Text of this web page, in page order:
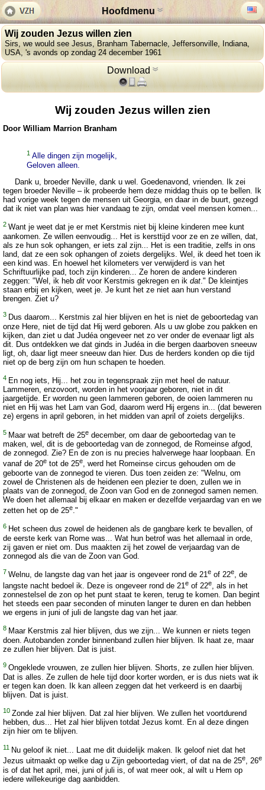
Hoofdmenu
Wij zouden Jezus willen zien
Sirs, we would see Jesus, Branham Tabernacle, Jeffersonville, Indiana,
USA, 's avonds op zondag 24 december 1961
Download
Wij zouden Jezus willen zien
Door William Marrion Branham
1 Alle dingen zijn mogelijk,
Geloven alleen.
Dank u, broeder Neville, dank u wel. Goedenavond, vrienden. Ik zei
tegen broeder Neville – ik probeerde hem deze middag thuis op te bellen. Ik
had vorige week tegen de mensen uit Georgia, en daar in de buurt, gezegd
dat ik niet van plan was hier vandaag te zijn, omdat veel mensen komen...
2 Want je weet dat je er met Kerstmis niet bij kleine kinderen mee kunt
aankomen. Ze willen eenvoudig... Het is kersttijd voor ze en ze willen, dat,
als ze hun sok ophangen, er iets zal zijn... Het is een traditie, zelfs in ons
land, dat ze een sok ophangen of zoiets dergelijks. Wel, ik deed het toen ik
een kind was. En hoewel het kilometers ver verwijderd is van het
Schriftuurlijke pad, toch zijn kinderen... Ze horen de andere kinderen
zeggen: "Wel, ik heb dit voor Kerstmis gekregen en ik dat ." De kleintjes
staan erbij en kijken, weet je. Je kunt het ze niet aan hun verstand
brengen. Ziet u?
3 Dus daarom... Kerstmis zal hier blijven en het is niet de geboortedag van
onze Here, niet de tijd dat Hij werd geboren. Als u uw globe zou pakken en
kijken, dan ziet u dat Judéa ongeveer net zo ver onder de evenaar ligt als
dit. Dus ontdekken we dat ginds in Judéa in die bergen daarboven sneeuw
ligt, oh, daar ligt meer sneeuw dan hier. Dus de herders konden op die tijd
niet op de berg zijn om hun schapen te hoeden.
4 En nog iets, Hij... het zou in tegenspraak zijn met heel de natuur.
Lammeren, enzovoort, worden in het voorjaar geboren, niet in dit
jaargetijde. Er worden nu geen lammeren geboren, de ooien lammeren nu
niet en Hij was het Lam van God, daarom werd Hij ergens in... (dat beweren
ze) ergens in april geboren, in het midden van april of zoiets dergelijks.
5 Maar wat betreft de 25e december, om daar de geboortedag van te
maken, wel, dit is de geboortedag van de zonnegod, de Romeinse afgod,
de zonnegod. Zie? En de zon is nu precies halverwege haar loopbaan. En
vanaf de 20e tot de 25e, werd het Romeinse circus gehouden om de
geboorte van de zonnegod te vieren. Dus toen zeiden ze: "Welnu, om
zowel de Christenen als de heidenen een plezier te doen, zullen we in
plaats van de zonnegod, de Zoon van God en de zonnegod samen nemen.
We doen het allemaal bij elkaar en maken er dezelfde verjaardag van en we
zetten het op de 25e."
6 Het scheen dus zowel de heidenen als de gangbare kerk te bevallen, of
de eerste kerk van Rome was... Wat hun betrof was het allemaal in orde,
zij gaven er niet om. Dus maakten zij het zowel de verjaardag van de
zonnegod als die van de Zoon van God.
7 Welnu, de langste dag van het jaar is ongeveer rond de 21e of 22e, de
langste nacht bedoel ik. Deze is ongeveer rond de 21e of 22e, als in het
zonnestelsel de zon op het punt staat te keren, terug te komen. Dan begint
het steeds een paar seconden of minuten langer te duren en dan hebben
we ergens in juni of juli de langste dag van het jaar.
8 Maar Kerstmis zal hier blijven, dus we zijn... We kunnen er niets tegen
doen. Autobanden zonder binnenband zullen hier blijven. Ik haat ze, maar
ze zullen hier blijven. Dat is juist.
9 Ongeklede vrouwen, ze zullen hier blijven. Shorts, ze zullen hier blijven.
Dat is alles. Ze zullen de hele tijd door korter worden, er is dus niets wat ik
er tegen kan doen. Ik kan alleen zeggen dat het verkeerd is en daarbij
blijven. Dat is juist.
10 Zonde zal hier blijven. Dat zal hier blijven. We zullen het voortdurend
hebben, dus... Het zal hier blijven totdat Jezus komt. En al deze dingen
zijn hier om te blijven.
11 Nu geloof ik niet... Laat me dit duidelijk maken. Ik geloof niet dat het
Jezus uitmaakt op welke dag u Zijn geboortedag viert, of dat na de 25e, 26e
is of dat het april, mei, juni of juli is, of wat meer ook, al wilt u Hem op
iedere willekeurige dag aanbidden.